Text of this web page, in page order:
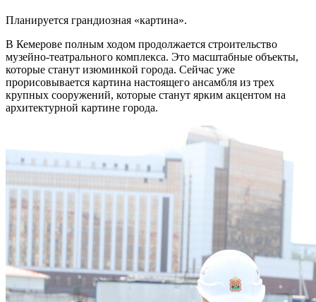
Планируется грандиозная «картина».
В Кемерове полным ходом продолжается строительство
музейно-театрального комплекса. Это масштабные объекты,
которые станут изюминкой города. Сейчас уже
прорисовывается картина настоящего ансамбля из трех
крупных сооружений, которые станут ярким акцентом на
архитектурной картине города.